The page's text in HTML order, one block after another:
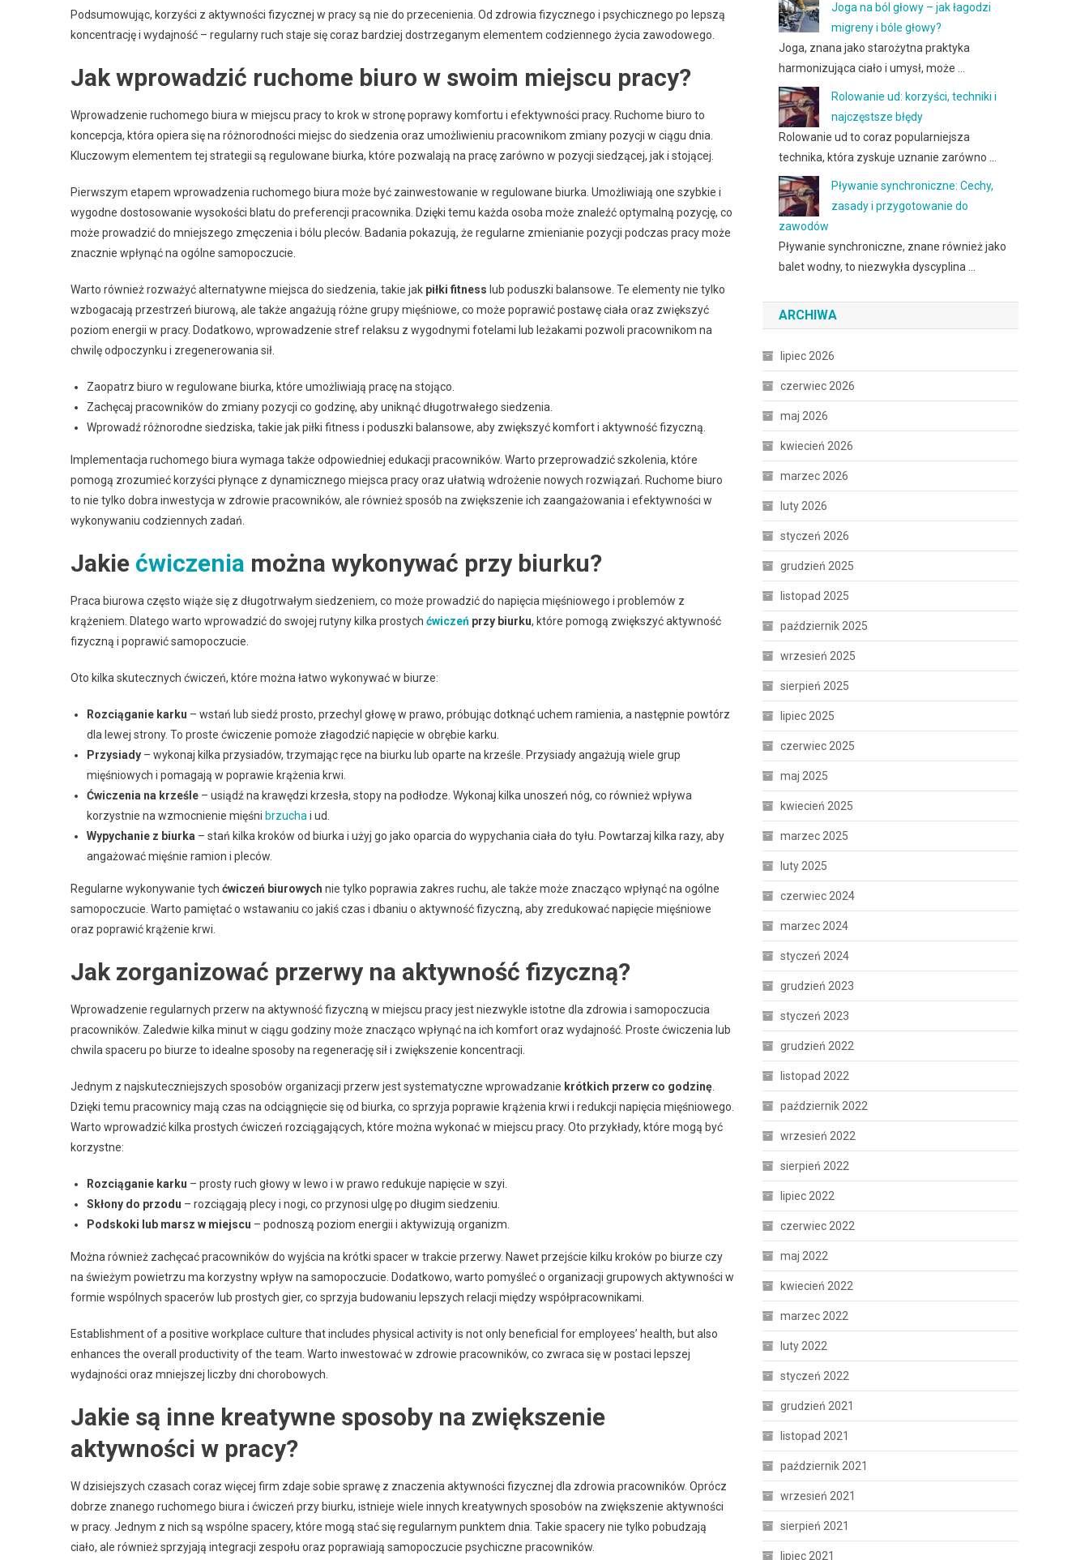
Podsumowując, korzyści z aktywności fizycznej w pracy są nie do przecenienia. Od zdrowia fizycznego i psychicznego po lepszą
koncentrację i wydajność – regularny ruch staje się coraz bardziej dostrzeganym elementem codziennego życia zawodowego.
Jak wprowadzić ruchome biuro w swoim miejscu pracy?
Wprowadzenie ruchomego biura w miejscu pracy to krok w stronę poprawy komfortu i efektywności pracy. Ruchome biuro to
koncepcja, która opiera się na różnorodności miejsc do siedzenia oraz umożliwieniu pracownikom zmiany pozycji w ciągu dnia.
Kluczowym elementem tej strategii są regulowane biurka, które pozwalają na pracę zarówno w pozycji siedzącej, jak i stojącej.
Pierwszym etapem wprowadzenia ruchomego biura może być zainwestowanie w regulowane biurka. Umożliwiają one szybkie i
wygodne dostosowanie wysokości blatu do preferencji pracownika. Dzięki temu każda osoba może znaleźć optymalną pozycję, co
może prowadzić do mniejszego zmęczenia i bólu pleców. Badania pokazują, że regularne zmienianie pozycji podczas pracy może
znacznie wpłynąć na ogólne samopoczucie.
Warto również rozważyć alternatywne miejsca do siedzenia, takie jak piłki fitness lub poduszki balansowe. Te elementy nie tylko
wzbogacają przestrzeń biurową, ale także angażują różne grupy mięśniowe, co może poprawić postawę ciała oraz zwiększyć
poziom energii w pracy. Dodatkowo, wprowadzenie stref relaksu z wygodnymi fotelami lub leżakami pozwoli pracownikom na
chwilę odpoczynku i zregenerowania sił.
Zaopatrz biuro w regulowane biurka, które umożliwiają pracę na stojąco.
Zachęcaj pracowników do zmiany pozycji co godzinę, aby uniknąć długotrwałego siedzenia.
Wprowadź różnorodne siedziska, takie jak piłki fitness i poduszki balansowe, aby zwiększyć komfort i aktywność fizyczną.
Implementacja ruchomego biura wymaga także odpowiedniej edukacji pracowników. Warto przeprowadzić szkolenia, które
pomogą zrozumieć korzyści płynące z dynamicznego miejsca pracy oraz ułatwią wdrożenie nowych rozwiązań. Ruchome biuro
to nie tylko dobra inwestycja w zdrowie pracowników, ale również sposób na zwiększenie ich zaangażowania i efektywności w
wykonywaniu codziennych zadań.
Jakie ćwiczenia można wykonywać przy biurku?
Praca biurowa często wiąże się z długotrwałym siedzeniem, co może prowadzić do napięcia mięśniowego i problemów z
krążeniem. Dlatego warto wprowadzić do swojej rutyny kilka prostych ćwiczeń przy biurku, które pomogą zwiększyć aktywność
fizyczną i poprawić samopoczucie.
Oto kilka skutecznych ćwiczeń, które można łatwo wykonywać w biurze:
Rozciąganie karku – wstań lub siedź prosto, przechyl głowę w prawo, próbując dotknąć uchem ramienia, a następnie powtórz
dla lewej strony. To proste ćwiczenie pomoże złagodzić napięcie w obrębie karku.
Przysiady – wykonaj kilka przysiadów, trzymając ręce na biurku lub oparte na krześle. Przysiady angażują wiele grup
mięśniowych i pomagają w poprawie krążenia krwi.
Ćwiczenia na krześle – usiądź na krawędzi krzesła, stopy na podłodze. Wykonaj kilka unoszeń nóg, co również wpływa
korzystnie na wzmocnienie mięśni brzucha i ud.
Wypychanie z biurka – stań kilka kroków od biurka i użyj go jako oparcia do wypychania ciała do tyłu. Powtarzaj kilka razy, aby
angażować mięśnie ramion i pleców.
Regularne wykonywanie tych ćwiczeń biurowych nie tylko poprawia zakres ruchu, ale także może znacząco wpłynąć na ogólne
samopoczucie. Warto pamiętać o wstawaniu co jakiś czas i dbaniu o aktywność fizyczną, aby zredukować napięcie mięśniowe
oraz poprawić krążenie krwi.
Jak zorganizować przerwy na aktywność fizyczną?
Wprowadzenie regularnych przerw na aktywność fizyczną w miejscu pracy jest niezwykle istotne dla zdrowia i samopoczucia
pracowników. Zaledwie kilka minut w ciągu godziny może znacząco wpłynąć na ich komfort oraz wydajność. Proste ćwiczenia lub
chwila spaceru po biurze to idealne sposoby na regenerację sił i zwiększenie koncentracji.
Jednym z najskuteczniejszych sposobów organizacji przerw jest systematyczne wprowadzanie krótkich przerw co godzinę
Dzięki temu pracownicy mają czas na odciągnięcie się od biurka, co sprzyja poprawie krążenia krwi i redukcji napięcia mięśniowego.
Warto wprowadzić kilka prostych ćwiczeń rozciągających, które można wykonać w miejscu pracy. Oto przykłady, które mogą być
korzystne:
Rozciąganie karku – prosty ruch głowy w lewo i w prawo redukuje napięcie w szyi.
Skłony do przodu – rozciągają plecy i nogi, co przynosi ulgę po długim siedzeniu.
Podskoki lub marsz w miejscu – podnoszą poziom energii i aktywizują organizm.
Można również zachęcać pracowników do wyjścia na krótki spacer w trakcie przerwy. Nawet przejście kilku kroków po biurze czy
na świeżym powietrzu ma korzystny wpływ na samopoczucie. Dodatkowo, warto pomyśleć o organizacji grupowych aktywności w
formie wspólnych spacerów lub prostych gier, co sprzyja budowaniu lepszych relacji między współpracownikami.
Establishment of a positive workplace culture that includes physical activity is not only beneficial for employees’ health, but also
enhances the overall productivity of the team. Warto inwestować w zdrowie pracowników, co zwraca się w postaci lepszej
wydajności oraz mniejszej liczby dni chorobowych.
Jakie są inne kreatywne sposoby na zwiększenie
aktywności w pracy?
W dzisiejszych czasach coraz więcej firm zdaje sobie sprawę z znaczenia aktywności fizycznej dla zdrowia pracowników. Oprócz
dobrze znanego ruchomego biura i ćwiczeń przy biurku, istnieje wiele innych kreatywnych sposobów na zwiększenie aktywności
w pracy. Jednym z nich są wspólne spacery, które mogą stać się regularnym punktem dnia. Takie spacery nie tylko pobudzają
ciało, ale również sprzyjają integracji zespołu oraz poprawiają samopoczucie psychiczne pracowników.
Joga na ból głowy – jak łagodzi
migreny i bóle głowy?
Joga, znana jako starożytna praktyka
harmonizująca ciało i umysł, może …
Rolowanie ud: korzyści, techniki i
najczęstsze błędy
Rolowanie ud to coraz popularniejsza
technika, która zyskuje uznanie zarówno …
Pływanie synchroniczne: Cechy,
zasady i przygotowanie do
zawodów
Pływanie synchroniczne, znane również jako
balet wodny, to niezwykła dyscyplina …
ARCHIWA
lipiec 2026
czerwiec 2026
maj 2026
kwiecień 2026
marzec 2026
luty 2026
styczeń 2026
grudzień 2025
listopad 2025
październik 2025
wrzesień 2025
sierpień 2025
lipiec 2025
czerwiec 2025
maj 2025
kwiecień 2025
marzec 2025
luty 2025
czerwiec 2024
marzec 2024
styczeń 2024
grudzień 2023
styczeń 2023
grudzień 2022
listopad 2022
październik 2022
wrzesień 2022
sierpień 2022
lipiec 2022
czerwiec 2022
maj 2022
kwiecień 2022
marzec 2022
luty 2022
styczeń 2022
grudzień 2021
listopad 2021
październik 2021
wrzesień 2021
sierpień 2021
lipiec 2021